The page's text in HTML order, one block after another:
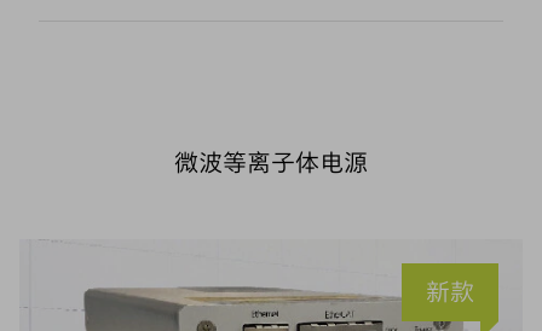
微波等离子体电源
新款